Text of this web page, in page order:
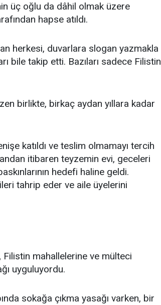
üç oğlu da dâhil olmak üzere
hapse atıldı.
herkesi, duvarlara slogan yazmakla
bile takip etti. Bazıları sadece Filistin
birlikte, birkaç aydan yıllara kadar
katıldı ve teslim olmamayı tercih
itibaren teyzemin evi, geceleri
hedefi haline geldi.
tahrip eder ve aile üyelerini
Filistin mahallelerine ve mülteci
uyguluyordu.
sokağa çıkma yasağı varken, bir